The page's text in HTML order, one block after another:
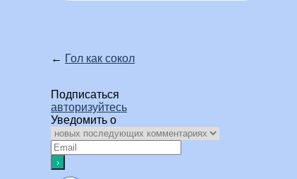
← Гол как сокол
Подписаться
авторизуйтесь
Уведомить о